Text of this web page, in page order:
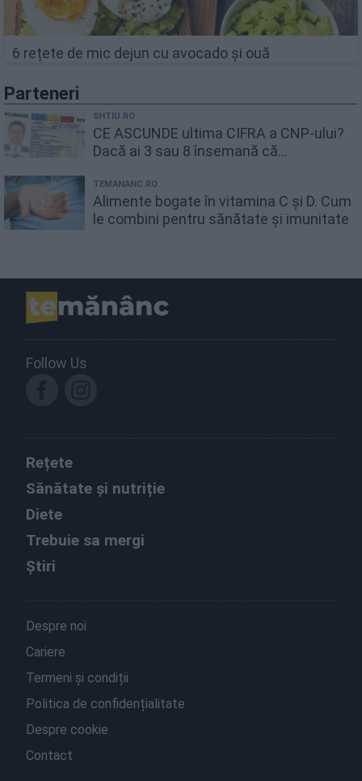
6 rețete de mic dejun cu avocado și ouă
Parteneri
SHTIU.RO
CE ASCUNDE ultima CIFRA a CNP-ului?
Dacă ai 3 sau 8 însemană că...
TEMANANC.RO
Alimente bogate în vitamina C și D. Cum
le combini pentru sănătate și imunitate
Follow Us
Rețete
Sănătate și nutriție
Diete
Trebuie sa mergi
Știri
Despre noi
Cariere
Termeni și condiții
Politica de confidențialitate
Despre cookie
Contact